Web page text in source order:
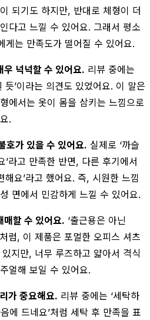
되기도 하지만, 반대로 체형이 더
다고 느낄 수 있어요. 그래서 평소
게는 만족도가 떨어질 수 있어요.
우 넉넉할 수 있어요. 리뷰 중에는
듯’이라는 의견도 있었어요. 이 말은
에서는 옷이 몸을 삼키는 느낌으로
.
호가 있을 수 있어요. 실제로 ‘까슬
’라고 만족한 반면, 다른 후기에서
해요’라고 했어요. 즉, 시원한 느낌
면에서 민감하게 느낄 수 있어요.
매할 수 있어요. ‘출근용은 아닌
럼, 이 제품은 포멀한 오피스 셔츠
지만, 너무 루즈하고 얇아서 격식
얼해 보일 수 있어요.
가 중요해요. 리뷰 중에는 ‘세탁하
에 드네요’처럼 세탁 후 만족을 표